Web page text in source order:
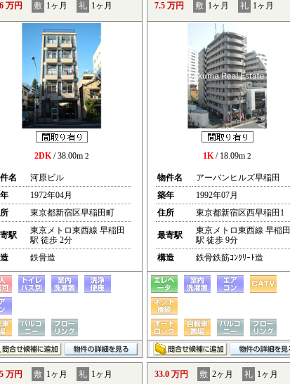
万円 敷 1ヶ月 礼 1ヶ月
2DK/ 38.00m 2
名
河原ビル
1972年04月
東京都新宿区早稲田町
駅
東京メトロ東西線 早稲田
駅 徒歩 2分
鉄骨造
7.5 万円 敷 1ヶ月 礼 1ヶ月
1K/ 18.09m 2
物件名
アーバンヒルズ早稲田
築年
1992年07月
住所
東京都新宿区西早稲田1
最寄駅
東京メトロ東西線 早稲田
駅 徒歩 9分
構造
鉄骨鉄筋ｺﾝｸﾘｰﾄ造
万円 敷 1ヶ月 礼 1ヶ月 33.0 万円 敷 2ヶ月 礼 1ヶ月